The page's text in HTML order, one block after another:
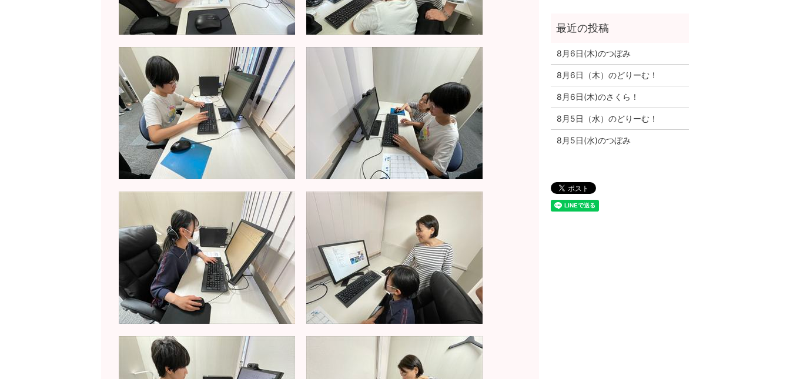
8月6日(木)のつぼみ
8月6日（木）のどりーむ！
8月6日(木)のさくら！
8月5日（水）のどりーむ！
8月5日(水)のつぼみ